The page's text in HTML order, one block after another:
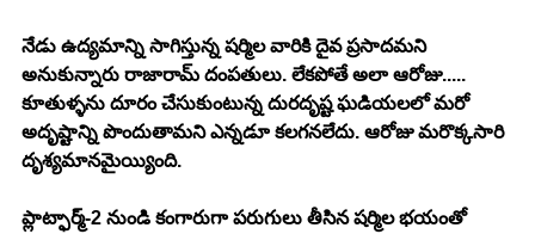
నేడు ఉద్యమాన్ని సాగిస్తున్న షర్మిల వారికి దైవ ప్రసాదమని
అనుకున్నారు రాజారామ్ దంపతులు. లేకపోతే అలా ఆరోజు.....
కూతుళ్ళను దూరం చేసుకుంటున్న దురదృష్ట ఘడియలలో మరో
అదృష్టాన్ని పొందుతామని ఎన్నడూ కలగనలేదు. ఆరోజు మరొక్కసారి
దృశ్యమానమైయ్యింది.
ప్లాట్ఫార్మ్-2 నుండి కంగారుగా పరుగులు తీసిన షర్మిల భయంతో